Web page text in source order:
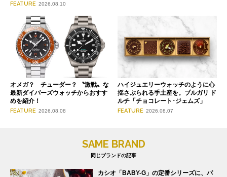
FEATURE 2026.08.10
オメガ？ チューダー？ 〝激戦〟な
最新ダイバーズウォッチからおすす
めを紹介！
FEATURE 2026.08.08
ハイジュエリーウォッチのように心
揺さぶられる手土産を。ブルガリ ド
ルチ「チョコレート･ジェムズ」
FEATURE 2026.08.07
SAME BRAND
同じブランドの記事
カシオ「BABY-G」の定番シリーズに、パ